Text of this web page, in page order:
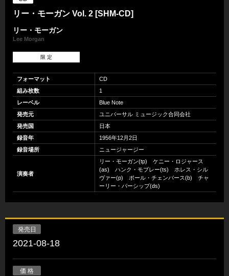
リー・モーガン Vol. 2 [SHM-CD]
リー・モーガン
Lee Morgan
限 定
フォーマット
CD
組み枚数
1
レーベル
Blue Note
発売元
ユニバーサル ミュージック合同会社
発売国
日本
録音年
1956年12月2日
録音場所
ニュージャージー
演奏者
リー・モーガン(tp) ケニー・ロジャース
(as) ハンク・モブレー(ts) ホレス・シル
ヴァー(p) ポール・チェンバース(b) チャ
ーリー・パーシップ(ds)
発売日
2021-08-18
価 格